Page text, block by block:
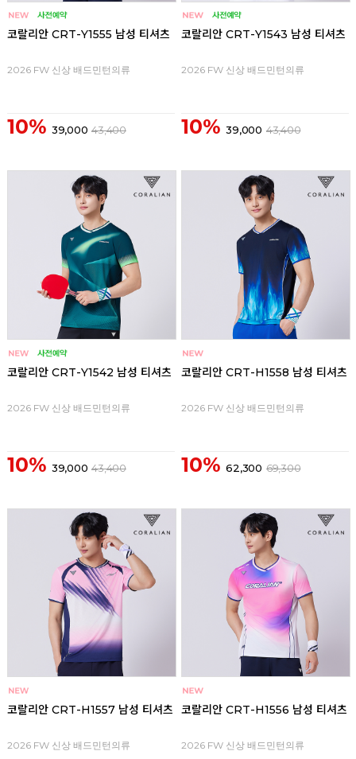
코랄리안 CRT-Y1555 남성 티셔츠
2026 FW 신상 배드민턴의류
10% 39,000 43,400
코랄리안 CRT-Y1543 남성 티셔츠
2026 FW 신상 배드민턴의류
10% 39,000 43,400
코랄리안 CRT-Y1542 남성 티셔츠
2026 FW 신상 배드민턴의류
10% 39,000 43,400
코랄리안 CRT-H1558 남성 티셔츠
2026 FW 신상 배드민턴의류
10% 62,300 69,300
코랄리안 CRT-H1557 남성 티셔츠
2026 FW 신상 배드민턴의류
코랄리안 CRT-H1556 남성 티셔츠
2026 FW 신상 배드민턴의류